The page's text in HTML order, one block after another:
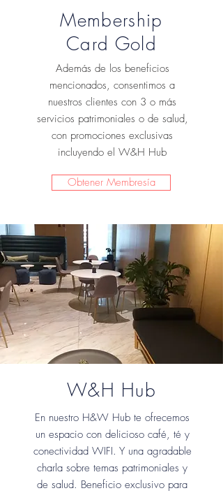
Membership
Card Gold
Además de los beneficios
mencionados, consentimos a
nuestros clientes con 3 o más
servicios patrimoniales o de salud,
con promociones exclusivas
incluyendo el W&H Hub
Obtener Membresía
W&H Hub
En nuestro H&W Hub te ofrecemos
un espacio con delicioso café, té y
conectividad WIFI. Y una agradable
charla sobre temas patrimoniales y
de salud. Beneficio exclusivo para